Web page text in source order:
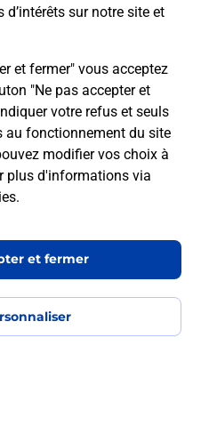
d’intérêts sur notre site et
et fermer" vous acceptez
"Ne pas accepter et
votre refus et seuls
au fonctionnement du site
modifier vos choix à
plus d'informations via
.
et fermer
posées
un colis acheté
boîte aux lettres
colis ou faire un
sans se
au meilleur